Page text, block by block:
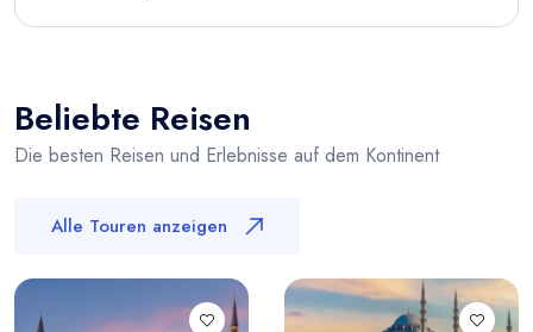
Beliebte Reisen
Die besten Reisen und Erlebnisse auf dem Kontinent
Alle Touren anzeigen